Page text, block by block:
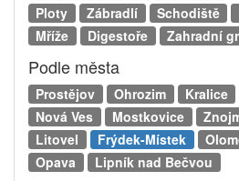
Ploty
Zábradlí Schodiště
Mříže
Digestoře Zahradní
Podle města
Prostějov Ohrozim Kralice
Nová Ves
Mostkovice
Litovel
Frýdek-Místek
Opava
Lipník nad Bečvou